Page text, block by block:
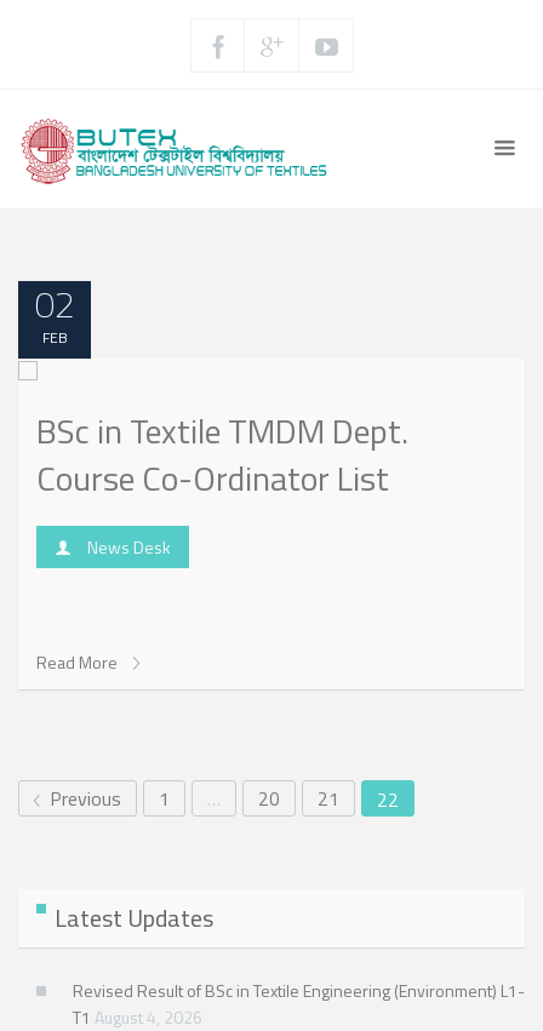
02
FEB
BSc in Textile TMDM Dept.
Course Co-Ordinator List
News Desk
Read More
Previous 1 … 20 21 22
Latest Updates
Revised Result of BSc in Textile Engineering (Environment) L1-
T1 August 4, 2026